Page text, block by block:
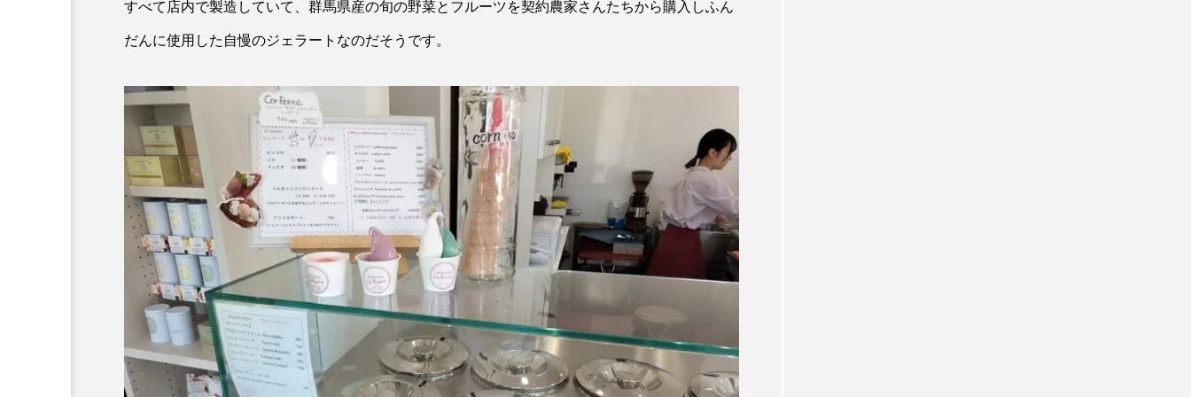
すべて店内で製造していて、群馬県産の旬の野菜とフルーツを契約農家さんたちから購入しふん
だんに使用した自慢のジェラートなのだそうです。